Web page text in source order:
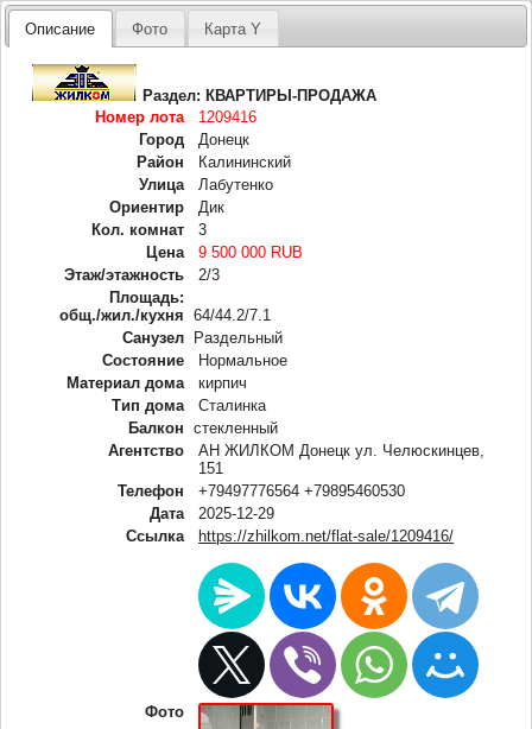
Описание Фото Карта Y
Раздел:КВАРТИРЫ-ПРОДАЖА
Номер лота
1209416
Город
Донецк
Район
Калининский
Улица
Лабутенко
Ориентир
Дик
Кол. комнат
3
Цена
9 500 000 RUB
Этаж/этажность
2/3
Площадь:
общ./жил./кухня
64/44.2/7.1
Санузел Раздельный
Состояние
Нормальное
Материал дома
кирпич
Тип дома
Сталинка
Балкон
стекленный
Агентство
АН ЖИЛКОМ Донецк ул. Челюскинцев,
151
Телефон
+79497776564 +79895460530
Дата
2025-12-29
Ссылка
https://zhilkom.net/flat-sale/1209416/
Фото